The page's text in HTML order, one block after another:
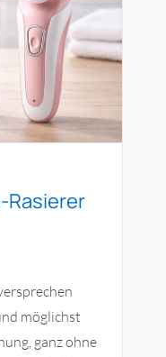
Rasierer
möglichst
ganz ohne